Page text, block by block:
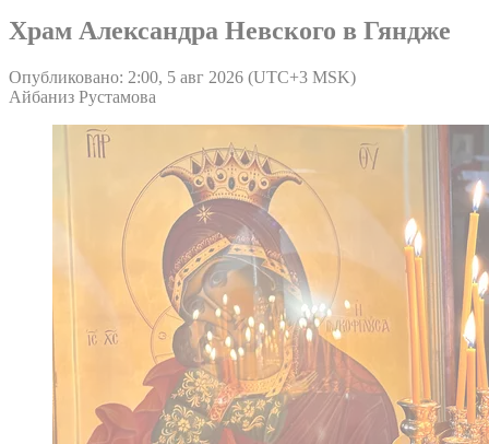
Храм Александра Невского в Гяндже
Опубликовано: 2:00, 5 авг 2026 (UTC+3 MSK)
Айбаниз Рустамова